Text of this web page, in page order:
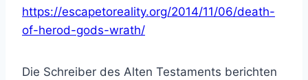
https://escapetoreality.org/2014/11/06/death-
of-herod-gods-wrath/
Die Schreiber des Alten Testaments berichten